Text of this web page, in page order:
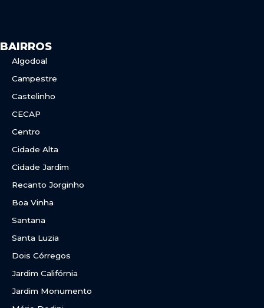
BAIRROS
Algodoal
Campestre
Castelinho
CECAP
Centro
Cidade Alta
Cidade Jardim
Recanto Jorginho
Boa Vinha
Santana
Santa Luzia
Dois Córregos
Jardim Califórnia
Jardim Monumento